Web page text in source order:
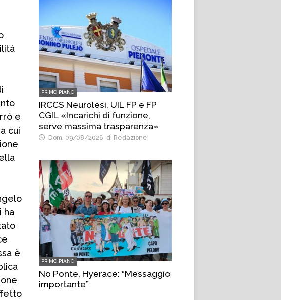
e
cui
ha
è
PRIMO PIANO
IRCCS Neurolesi, UIL FP e FP
CGIL «Incarichi di funzione,
serve massima trasparenza»
Dom, 09/08/2026 di Redazione
PRIMO PIANO
No Ponte, Hyerace: “Messaggio
importante”